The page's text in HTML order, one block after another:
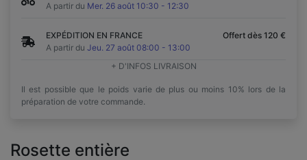
A partir du Mer. 26 août 10:30 - 12:30
EXPÉDITION EN FRANCE
A partir du Jeu. 27 août 08:00 - 13:00
Offert dès 120 €
+ D'INFOS LIVRAISON
Il est possible que le poids varie de plus ou moins 10% lors de la
préparation de votre commande.
Rosette entière